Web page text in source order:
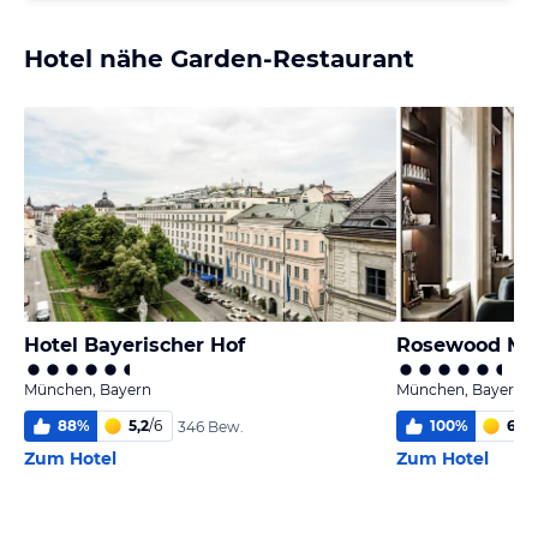
Hotel nähe Garden-Restaurant
Hotel Bayerischer Hof
München, Bayern
88% 5,2/6 346 Bew.
Zum Hotel
Rosewood
München, Bayern
100% 6,0
Zum Hotel